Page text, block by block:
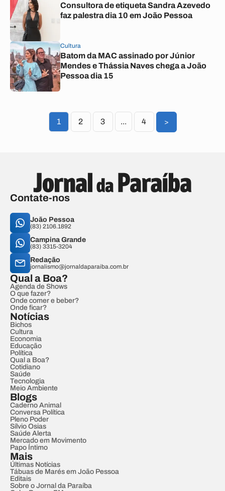
Consultora de etiqueta Sandra Azevedo
faz palestra dia 10 em João Pessoa
Cultura
Batom da MAC assinado por Júnior
Mendes e Thássia Naves chega a João
Pessoa dia 15
1 2 3 ... 4 >
Contate-nos
João Pessoa
(83) 2106.1892
Campina Grande
(83) 3315-3204
Redação
jornalismo@jornaldaparaiba.com.br
Qual a Boa?
Agenda de Shows
O que fazer?
Onde comer e beber?
Onde ficar?
Notícias
Bichos
Cultura
Economia
Educação
Política
Qual a Boa?
Cotidiano
Saúde
Tecnologia
Meio Ambiente
Blogs
Caderno Animal
Conversa Política
Pleno Poder
Sílvio Osias
Saúde Alerta
Mercado em Movimento
Papo Íntimo
Mais
Últimas Notícias
Tábuas de Marés em João Pessoa
Editais
Sobre o Jornal da Paraíba